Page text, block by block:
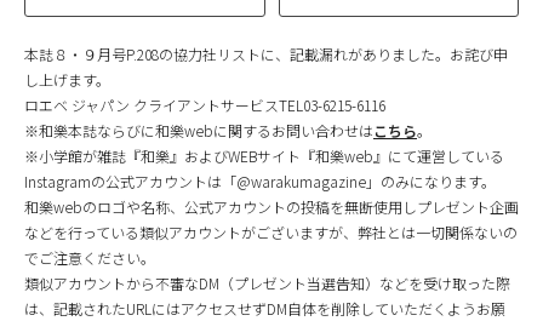
本誌８・９月号P.208の協力社リストに、記載漏れがありました。お詫び申
し上げます。
ロエベ ジャパン クライアントサービスTEL03-6215-6116
※和樂本誌ならびに和樂webに関するお問い合わせはこちら。
※小学館が雑誌『和樂』およびWEBサイト『和樂web』にて運営している
Instagramの公式アカウントは「@warakumagazine」のみになります。
和樂webのロゴや名称、公式アカウントの投稿を無断使用しプレゼント企画
などを行っている類似アカウントがございますが、弊社とは一切関係ないの
でご注意ください。
類似アカウントから不審なDM（プレゼント当選告知）などを受け取った際
は、記載されたURLにはアクセスせずDM自体を削除していただくようお願